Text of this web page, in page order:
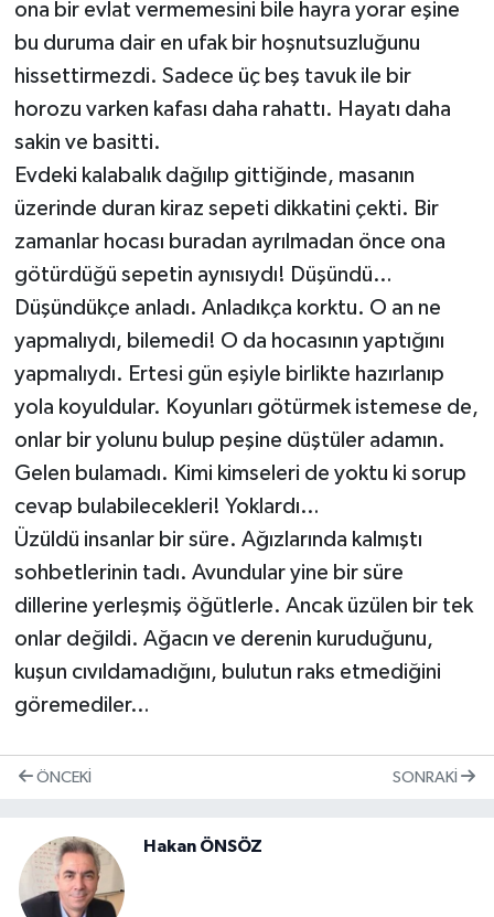
ona bir evlat vermemesini bile hayra yorar eşine
bu duruma dair en ufak bir hoşnutsuzluğunu
hissettirmezdi. Sadece üç beş tavuk ile bir
horozu varken kafası daha rahattı. Hayatı daha
sakin ve basitti.
Evdeki kalabalık dağılıp gittiğinde, masanın
üzerinde duran kiraz sepeti dikkatini çekti. Bir
zamanlar hocası buradan ayrılmadan önce ona
götürdüğü sepetin aynısıydı! Düşündü…
Düşündükçe anladı. Anladıkça korktu. O an ne
yapmalıydı, bilemedi! O da hocasının yaptığını
yapmalıydı. Ertesi gün eşiyle birlikte hazırlanıp
yola koyuldular. Koyunları götürmek istemese de,
onlar bir yolunu bulup peşine düştüler adamın.
Gelen bulamadı. Kimi kimseleri de yoktu ki sorup
cevap bulabilecekleri! Yoklardı…
Üzüldü insanlar bir süre. Ağızlarında kalmıştı
sohbetlerinin tadı. Avundular yine bir süre
dillerine yerleşmiş öğütlerle. Ancak üzülen bir tek
onlar değildi. Ağacın ve derenin kuruduğunu,
kuşun cıvıldamadığını, bulutun raks etmediğini
göremediler…
ÖNCEKI SONRAKI
Ha­kan ÖN­SÖZ